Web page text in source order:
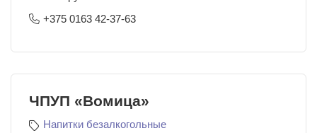
+375 0163 42-37-63
ЧПУП «Вомица»
Напитки безалкогольные